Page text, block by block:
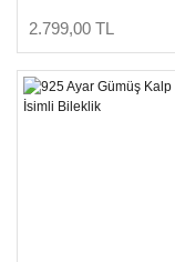
2.799,00 TL